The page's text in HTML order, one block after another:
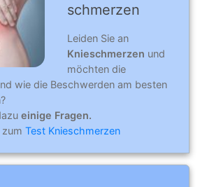
schmer­zen
Leiden Sie an
Knieschmerzen und
möchten die
wie die Beschwerden am besten
einige Fragen.
Test Knieschmerzen